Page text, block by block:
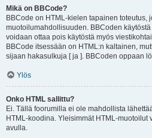
Mikä on BBCode?
BBCode on HTML-kielen tapainen toteutus,
muotoilumahdollisuuden. BBCoden
voidaan ottaa pois käytöstä myös
BBCode itsessään on HTML:n kaltainen,
sijaan hakasulkuja [ ja ]. BBCoden oppaan
Ylös
Onko HTML sallittu?
Ei. Tällä foorumilla ei ole mahdollista
HTML-koodina. Yleisimmät HTML-muotoilut
avulla.